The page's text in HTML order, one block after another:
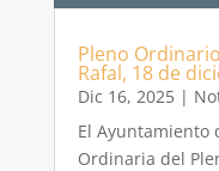
Pleno
Rafal, 18 de
Dic 16, 2025|
El Ayuntamiento
Ordinaria del